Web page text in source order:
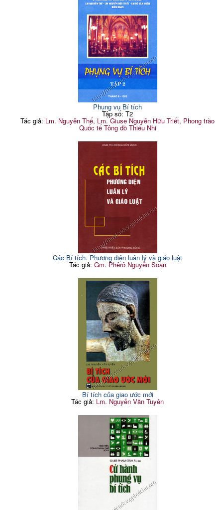
Phụng vụ Bí tích
Tập số: T2
Tác giả: Lm. Nguyễn Thế, Lm. Giuse Nguyễn Hữu Triết, Phong trào
Quốc tế Tông đồ Thiếu Nhi
Các Bí tích. Phương diện luân lý và giáo luật
Tác giả: Gm. Phêrô Nguyễn Soạn
Bí tích của giao ước mới
Tác giả: Lm. Nguyễn Văn Tuyên